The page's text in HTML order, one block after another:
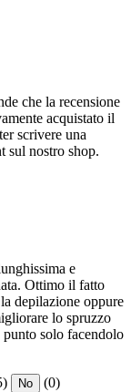
che la recensione
acquistato il
scrivere una
sul nostro shop.
e
Ottimo il fatto
depilazione oppure
lo spruzzo
solo facendolo
No (0)